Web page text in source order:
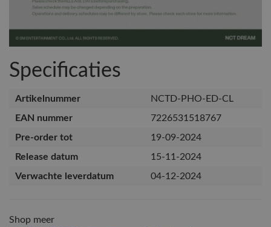
Specificaties
Artikelnummer
NCTD-PHO-ED-CL
EAN nummer
7226531518767
Pre-order tot
19-09-2024
Release datum
15-11-2024
Verwachte leverdatum
04-12-2024
Shop meer